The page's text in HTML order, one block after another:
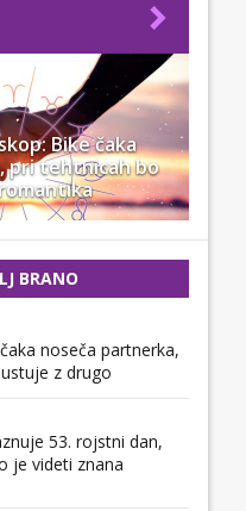
Bike čaka
pri tehtnicah bo
BRANO
noseča partnerka,
z drugo
53. rojstni dan,
je videti znana